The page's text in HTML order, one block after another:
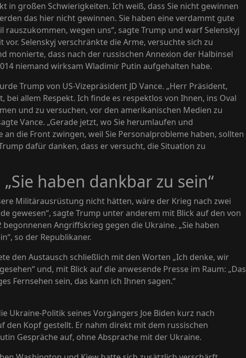
in großen Schwierigkeiten. Ich weiß, dass Sie nicht gewinnen
das hier nicht gewinnen. Sie haben eine verdammt gute
rauszukommen, wegen uns“, sagte Trump und warf Selenskyj
vor. Selenskyj verschränkte die Arme, versuchte sich zu
monierte, dass nach der russischen Annexion der Halbinsel
niemand wirksam Wladimir Putin aufgehalten habe.
Trump von US-Vizepräsident JD Vance. „Herr Präsident,
bei allem Respekt. Ich finde es respektlos von Ihnen, ins Oval
und zu versuchen, vor den amerikanischen Medien zu
Vance. „Gerade jetzt, wo Sie herumlaufen und
an die Front zwingen, weil Sie Personalprobleme haben, sollten
dafür danken, dass er versucht, die Situation zu
haben dankbar zu sein“
Militärausrüstung nicht hätten, wäre der Krieg nach zwei
gewesen“, sagte Trump unter anderem mit Blick auf den von
begonnenen Angriffskrieg gegen die Ukraine. „Sie haben
so der Republikaner.
den Austausch schließlich mit den Worten „Ich denke, wir
und, mit Blick auf die anwesende Presse im Raum: „Das
Fernsehen sein, das kann ich Ihnen sagen.“
Ukraine-Politik seines Vorgängers Joe Biden kurz nach
den Kopf gestellt. Er nahm direkt mit dem russischen
Gespräche auf, ohne Absprache mit der Ukraine.